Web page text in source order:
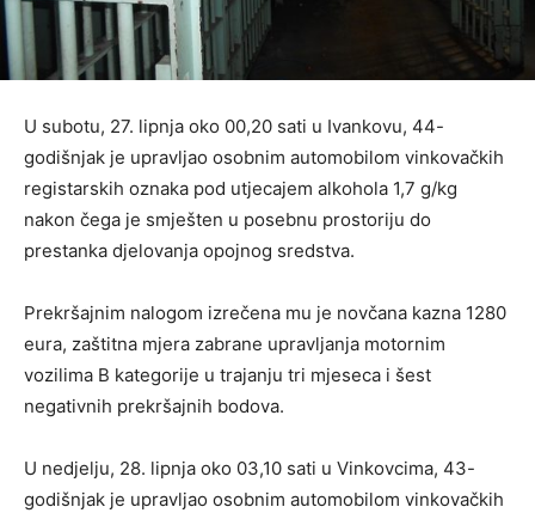
U subotu, 27. lipnja oko 00,20 sati u Ivankovu, 44-
godišnjak je upravljao osobnim automobilom vinkovačkih
registarskih oznaka pod utjecajem alkohola 1,7 g/kg
nakon čega je smješten u posebnu prostoriju do
prestanka djelovanja opojnog sredstva.
Prekršajnim nalogom izrečena mu je novčana kazna 1280
eura, zaštitna mjera zabrane upravljanja motornim
vozilima B kategorije u trajanju tri mjeseca i šest
negativnih prekršajnih bodova.
U nedjelju, 28. lipnja oko 03,10 sati u Vinkovcima, 43-
godišnjak je upravljao osobnim automobilom vinkovačkih